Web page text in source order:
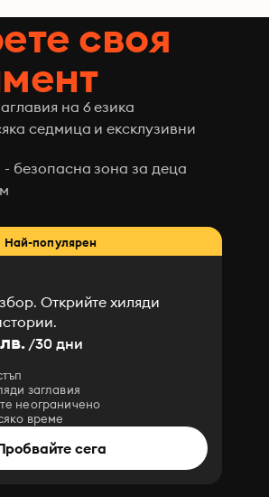
своя
на 6 езика
седмица и ексклузивни
безопасна зона за деца
Най-популярен
Открийте хиляди
/30 дни
заглавия
неограничено
време
сега